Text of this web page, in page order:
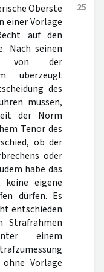
25
Oberste
einer Vorlage
auf den
Nach seinen
von der
überzeugt
des
müssen,
der Norm
Tenor des
ob der
oder
habe das
keine eigene
dürfen. Es
entschieden
Strafrahmen
einem
Vorlage